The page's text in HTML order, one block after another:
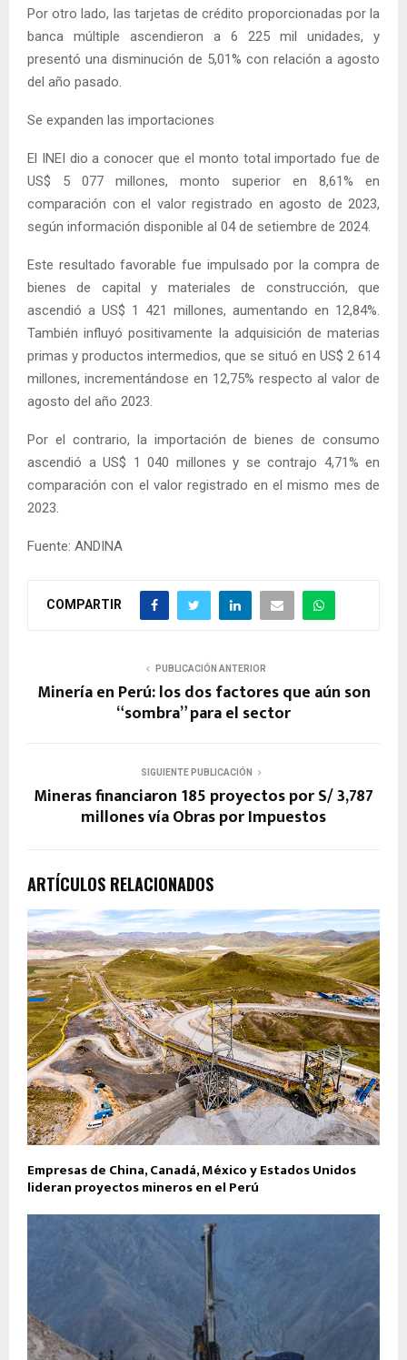
Por otro lado, las tarjetas de crédito proporcionadas por la
banca múltiple ascendieron a 6 225 mil unidades, y
presentó una disminución de 5,01% con relación a agosto
del año pasado.
Se expanden las importaciones
El INEI dio a conocer que el monto total importado fue de
US$ 5 077 millones, monto superior en 8,61% en
comparación con el valor registrado en agosto de 2023,
según información disponible al 04 de setiembre de 2024.
Este resultado favorable fue impulsado por la compra de
bienes de capital y materiales de construcción, que
ascendió a US$ 1 421 millones, aumentando en 12,84%.
También influyó positivamente la adquisición de materias
primas y productos intermedios, que se situó en US$ 2 614
millones, incrementándose en 12,75% respecto al valor de
agosto del año 2023.
Por el contrario, la importación de bienes de consumo
ascendió a US$ 1 040 millones y se contrajo 4,71% en
comparación con el valor registrado en el mismo mes de
2023.
Fuente: ANDINA
COMPARTIR
PUBLICACIÓN ANTERIOR
Minería en Perú: los dos factores que aún son
“sombra” para el sector
SIGUIENTE PUBLICACIÓN
Mineras financiaron 185 proyectos por S/ 3,787
millones vía Obras por Impuestos
ARTÍCULOS RELACIONADOS
Empresas de China, Canadá, México y Estados Unidos
lideran proyectos mineros en el Perú